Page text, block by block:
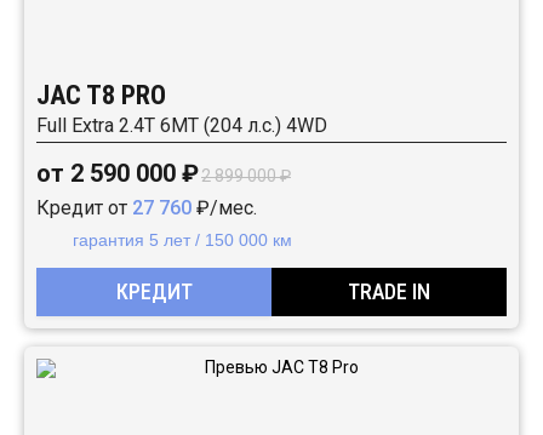
JAC T8 PRO
Full Extra 2.4T 6MT (204 л.с.) 4WD
от 2 590 000 ₽2 899 000 ₽
Кредит от 27 760 ₽/мес.
гарантия 5 лет / 150 000 км
КРЕДИТ TRADE IN